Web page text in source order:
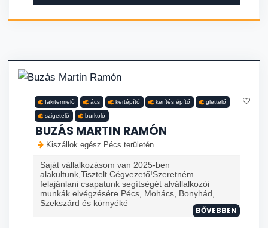
fakitermelő ács kertépítő kerítés építő glettelő
szigetelő burkoló
BUZÁS MARTIN RAMÓN
Kiszállok egész Pécs területén
Saját vállalkozásom van 2025-ben
alakultunk,Tisztelt Cégvezető!Szeretném
felajánlani csapatunk segítségét alvállalkozói
munkák elvégzésére Pécs, Mohács, Bonyhád,
Szekszárd és környéké
BŐVEBBEN